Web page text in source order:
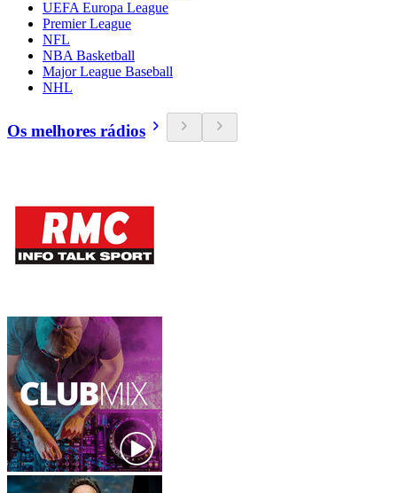
UEFA Europa League
Premier League
NFL
NBA Basketball
Major League Baseball
NHL
Os melhores rádios